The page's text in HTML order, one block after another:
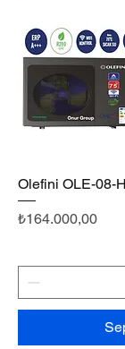
Olefini OLE-08-
Fiyat
₺164.000,00